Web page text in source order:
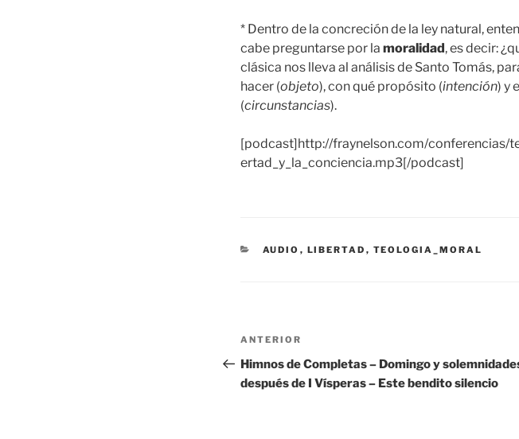
* Dentro de la concreción de la ley natural,
cabe preguntarse por la moralidad, es decir:
clásica nos lleva al análisis de Santo Tomás,
hacer (objeto), con qué propósito (intención) y
(circunstancias).
[podcast]http://fraynelson.com/conferencias/
ertad_y_la_conciencia.mp3[/podcast]
CATEGORÍAS
AUDIO , LIBERTAD , TEOLOGIA_MORAL
Navegación
de
entradas
Entrada
anterior:
ANTERIOR
Himnos de Completas – Domingo y
después de I Vísperas – Este bendito silencio